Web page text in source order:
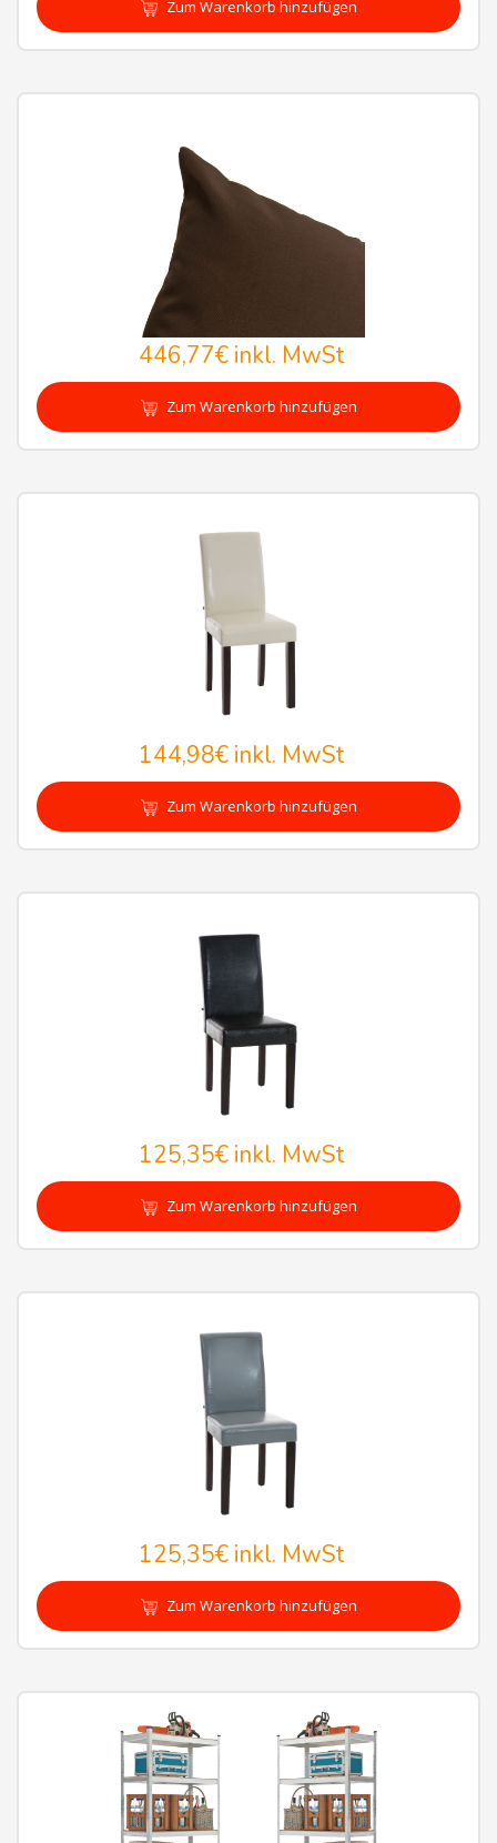
Zum Warenkorb hinzufügen
446,77€inkl. MwSt
Zum Warenkorb hinzufügen
144,98€inkl. MwSt
Zum Warenkorb hinzufügen
125,35€inkl. MwSt
Zum Warenkorb hinzufügen
125,35€inkl. MwSt
Zum Warenkorb hinzufügen